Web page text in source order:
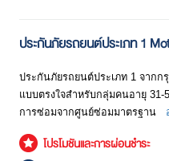
ประกันภัยประเภทนี้จะรับผิดชอบ
ผู้เอาประกันภัยสูญหายหรือเสียห
ค่ารักษาพยาบาล และทรัพย์สินขอ
ระบุไว้ในตาราง
ส่วนลดประวัติดี
ส่วนลดนี้จะปรับ
ว่าเคยมีการเรีย
ที่ 20%-50%
บริษัทประกันภัย
การเลือกบริษัท
ประกันภัยรถยนต์ประเภท 1
ประกันภัยรถยนต์ประเภท 1 จากก
แบบตรงใจสำหรับกลุ่มคนอายุ
การซ่อมจากศูนย์ซ่อมมาตรฐาน
โปรโมชันและการผ่อนชำระ